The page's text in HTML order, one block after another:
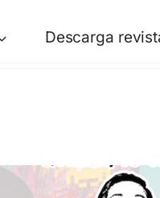
Descarga